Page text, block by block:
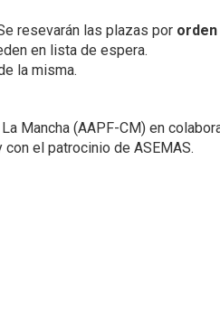
resevarán las plazas por
en lista de espera.
la misma.
Mancha (AAPF-CM) en
el patrocinio de ASEMAS.